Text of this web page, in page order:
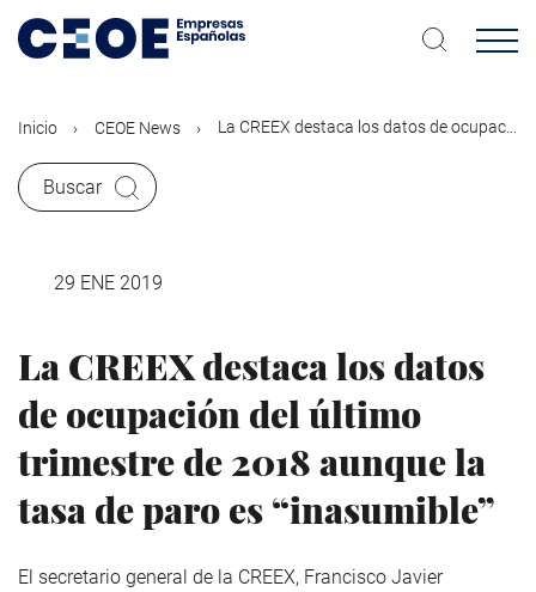
contenido
Inicio CEOE News La CREEX destaca los datos de ocupac...
Buscar
29 ENE 2019
La CREEX destaca los datos
de ocupación del último
trimestre de 2018 aunque la
tasa de paro es “inasumible”
El secretario general de la CREEX, Francisco Javier